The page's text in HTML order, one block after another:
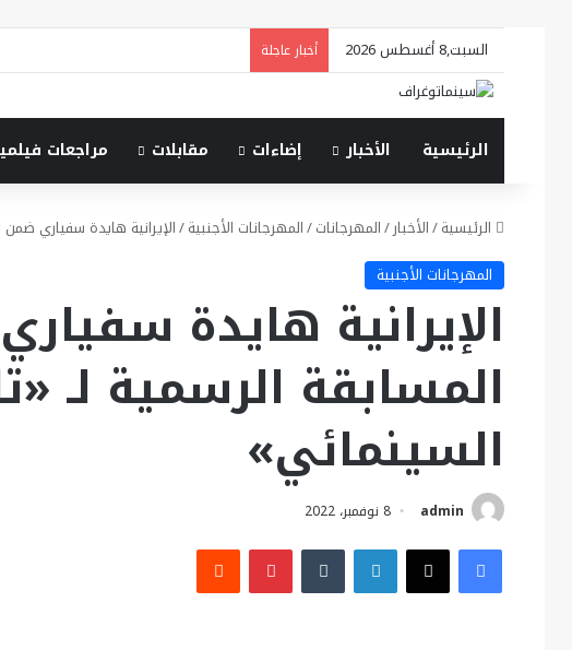
السبت,8 أغسطس 2026 أخبار عاجلة
الرئيسية الأخبار إضاءات مقابلات مراجعات
الرئيسية/الأخبار/المهرجانات/المهرجانات الأجنبية/الإيرانية هايدة سفياري
المهرجانات الأجنبية
الإيرانية هايدة
المسابقة الرسمية لـ
السينمائي»
admin 8 نوفمبر، 2022
فيسبوكX لينكدإن بينتيريست